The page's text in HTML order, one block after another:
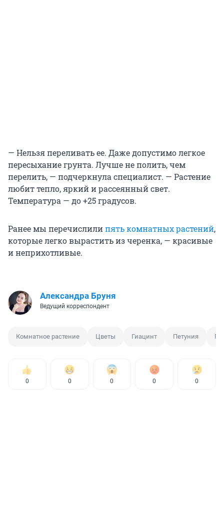
— Нельзя переливать ее. Даже допустимо легкое
пересыхание грунта. Лучше не полить, чем
перелить, — подчеркнула специалист. — Растение
любит тепло, яркий и рассеянный свет.
Температура — до +25 градусов.
Ранее мы перечислилипять комнатных растений,
которые легко вырастить из черенка, — красивые
и неприхотливые.
Александра Бруня
Ведущий корреспондент
Комнатное растение Цветы Гиацинт Петуния
0 0 0 0 0